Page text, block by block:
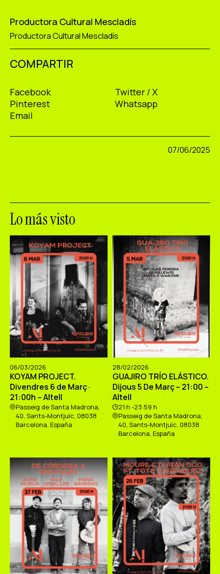
Productora Cultural Mescladís
Productora Cultural Mescladís
COMPARTIR
Facebook
Twitter / X
Pinterest
Whatsapp
Email
07/06/2025
Lo más visto
06/03/2026
KOYAM PROJECT.
Divendres 6 de Març ·
21:00h – Altell
Passeig de Santa Madrona,
40, Sants-Montjuïc, 08038
Barcelona, España
28/02/2026
GUAJIRO TRÍO ELÁSTICO.
Dijous 5 De Març – 21:00 –
Altell
21 h -23:59 h
Passeig de Santa Madrona,
40, Sants-Montjuïc, 08038
Barcelona, España